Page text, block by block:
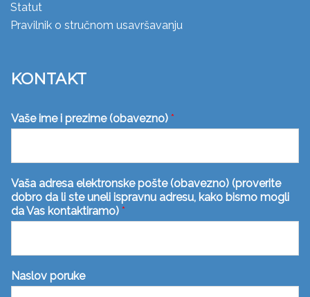
Statut
Pravilnik o stručnom usavršavanju
KONTAKT
Vaše ime i prezime (obavezno) *
Vaša adresa elektronske pošte (obavezno) (proverite
dobro da li ste uneli ispravnu adresu, kako bismo mogli
da Vas kontaktiramo) *
Naslov poruke